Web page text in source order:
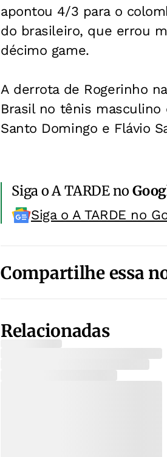
apontou 4/3 para o
do brasileiro, que errou
décimo game.
A derrota de Rogerinho
Brasil no tênis masculino
Santo Domingo e Flávio
Siga o A TARDE no
Siga o A TARDE no
Compartilhe essa
Relacionadas